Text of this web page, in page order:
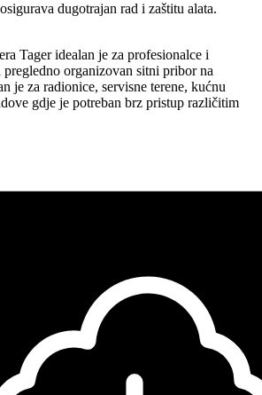
dugotrajan rad i zaštitu alata.
Tager idealan je za profesionalce i
organizovan sitni pribor na
je za radionice, servisne terene, kućnu
gdje je potreban brz pristup različitim